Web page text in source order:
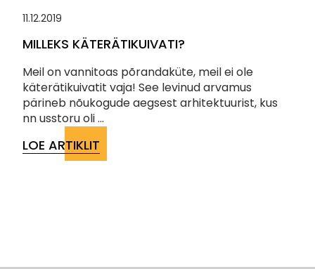
11.12.2019
MILLEKS KÄTERÄTIKUIVATI?
Meil on vannitoas põrandaküte, meil ei ole
käterätikuivatit vaja! See levinud arvamus
pärineb nõukogude aegsest arhitektuurist, kus
nn usstoru oli ...
LOE ARTIKLIT